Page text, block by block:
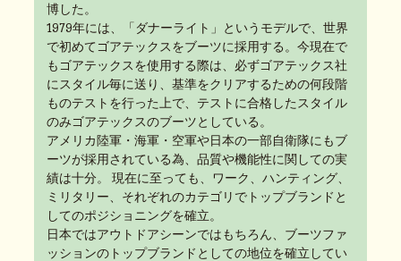
博した。
1979年には、「ダナーライト」というモデルで、世界
で初めてゴアテックスをブーツに採用する。今現在で
もゴアテックスを使用する際は、必ずゴアテックス社
にスタイル毎に送り、基準をクリアするための何段階
ものテストを行った上で、テストに合格したスタイル
のみゴアテックスのブーツとしている。
アメリカ陸軍・海軍・空軍や日本の一部自衛隊にもブ
ーツが採用されている為、品質や機能性に関しての実
績は十分。 現在に至っても、ワーク、ハンティング、
ミリタリー、それぞれのカテゴリでトップブランドと
してのポジショニングを確立。
日本ではアウトドアシーンではもちろん、ブーツファ
ッションのトップブランドとしての地位を確立してい